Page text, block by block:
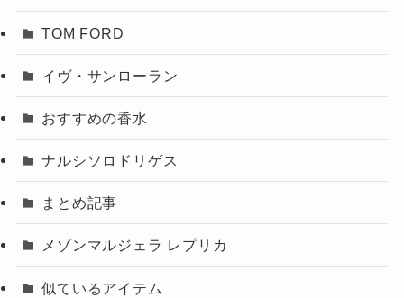
TOM FORD
イヴ・サンローラン
おすすめの香水
ナルシソロドリゲス
まとめ記事
メゾンマルジェラ レプリカ
似ているアイテム